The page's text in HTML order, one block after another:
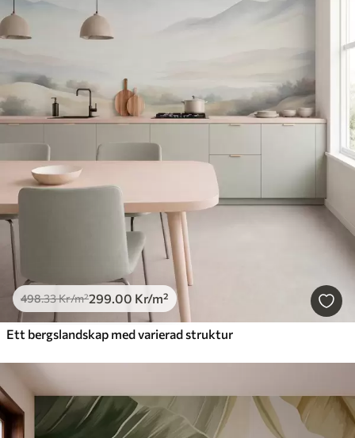
498.33Kr/m²299.00 Kr/m²
Ett bergslandskap med varierad struktur